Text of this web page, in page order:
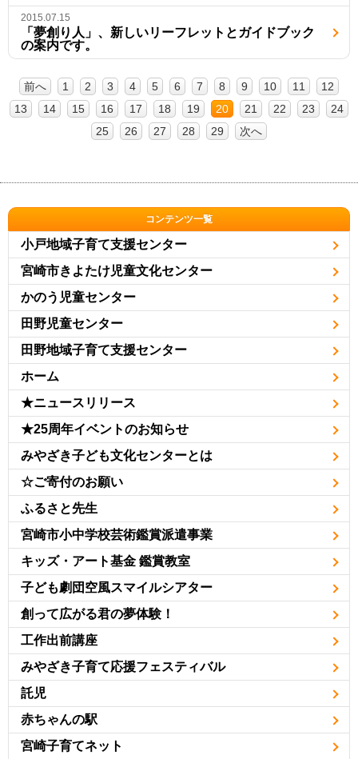
2015.07.15
「夢創り人」、新しいリーフレットとガイドブック
の案内です。
前へ 1 2 3 4 5 6 7 8 9 10 11
12
13
14 15 16 17 18 19 20 21 22 23
24
25
26 27 28 29 次へ
コンテンツ一覧
小戸地域子育て支援センター
宮崎市きよたけ児童文化センター
かのう児童センター
田野児童センター
田野地域子育て支援センター
ホーム
★ニュースリリース
★25周年イベントのお知らせ
みやざき子ども文化センターとは
☆ご寄付のお願い
ふるさと先生
宮崎市小中学校芸術鑑賞派遣事業
キッズ・アート基金 鑑賞教室
子ども劇団空風スマイルシアター
創って広がる君の夢体験！
工作出前講座
みやざき子育て応援フェスティバル
託児
赤ちゃんの駅
宮崎子育てネット